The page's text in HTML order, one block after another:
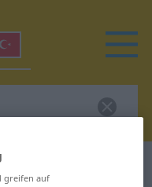
greifen auf